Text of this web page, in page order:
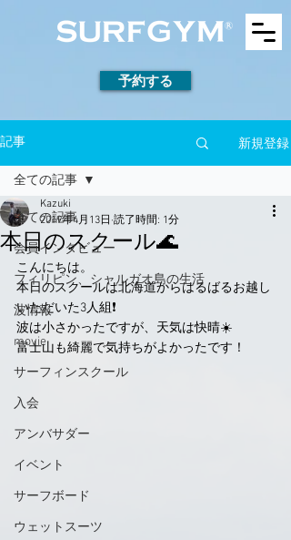
予約する
記事 新規登録
全ての記事
会員インタビュー
フィリピン、シャルガオ島の生活
波情報
movie
サーフィンスクール
入会
アンバサダー
イベント
サーフボード
ウェットスーツ
全ての記事
本日のスクール🌊
Kazuki
2019年4月13日 読了時間: 1分
こんにちは。
本日のスクールは北海道からはるばるお越し
いただいた3人組❗️
波は小さかったですが、天気は快晴☀️
富士山も綺麗で気持ちがよかったです！